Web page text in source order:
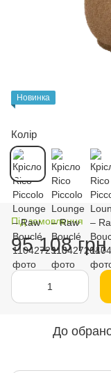
Новинка
Колір
Під замовлення
95 108 грн
До